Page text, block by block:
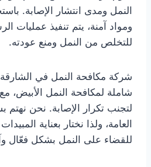
النمل ومدى انتشار الإصابة.
ومواد آمنة، يتم تنفيذ
للتخلص من النمل ومنع عودته.
شركة مكافحة النمل في الشارقة
شاملة لمكافحة النمل الأبيض، مع
لتجنب تكرار الإصابة. نحن نهتم
العامة، ولذا نختار بعناية
للقضاء على النمل بشكل فعّال